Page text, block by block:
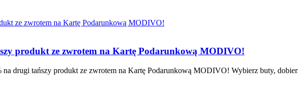
produkt ze zwrotem na Kartę Podarunkową MODIVO!
drugi tańszy produkt ze zwrotem na Kartę Podarunkową MODIVO! Wybierz buty,